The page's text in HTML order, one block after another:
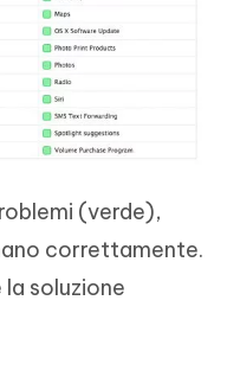
(verde),
correttamente.
soluzione